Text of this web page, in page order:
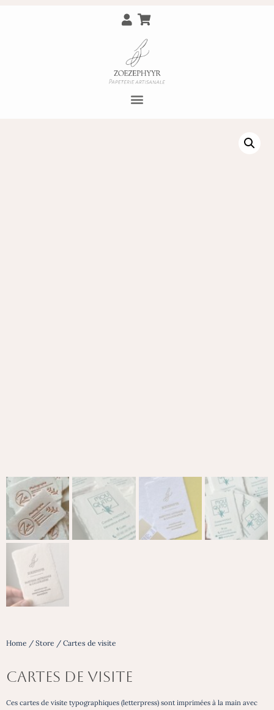
Home / Store / Cartes de visite
Cartes de visite
Ces cartes de visite typographiques (letterpress) sont imprimées à la main avec